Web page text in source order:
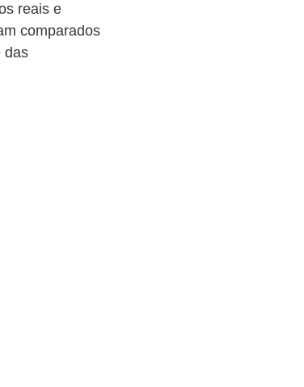
reais e
comparados
das